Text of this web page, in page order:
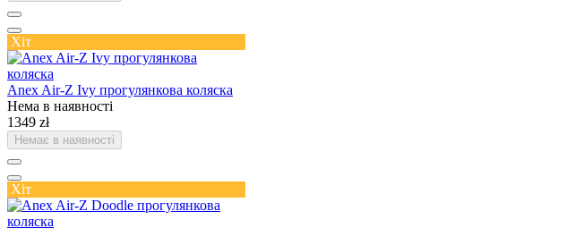
Хіт
Anex Air-Z Ivy прогулянкова коляска
Нема в наявності
1349 zł
Немає в наявності
Хіт